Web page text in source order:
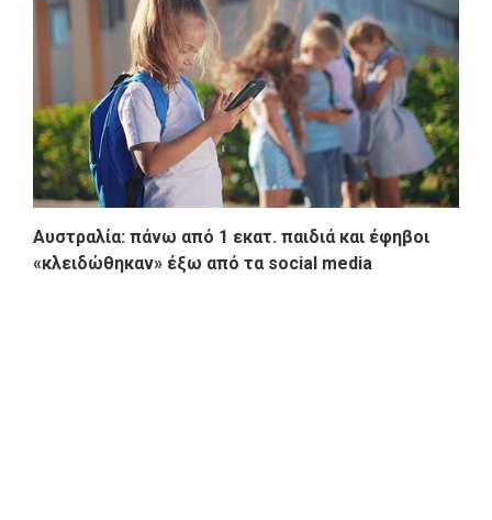
Αυστραλία: πάνω από 1 εκατ. παιδιά και έφηβοι
«κλειδώθηκαν» έξω από τα social media